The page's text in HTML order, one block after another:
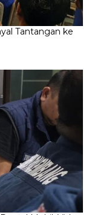
Tantangan ke